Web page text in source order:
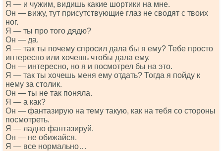
Я — и чужим, видишь какие шортики на мне.
Он — вижу, тут присутствующие глаз не сводят с твоих
ног.
Я — ты про того дядю?
Он — да.
Я — так ты почему спросил дала бы я ему? Тебе просто
интересно или хочешь чтобы дала ему.
Он — интересно, но я и посмотрел бы на это.
Я — так ты хочешь меня ему отдать? Тогда я пойду к
нему за столик.
Он — ты не так поняла.
Я — а как?
Он — фантазирую на тему такую, как на тебя со стороны
посмотреть.
Я — ладно фантазируй.
Он — не обижайся.
Я — все нормально…